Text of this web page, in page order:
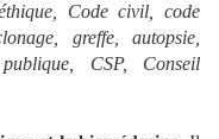
Code civil, code
greffe, autopsie,
CSP, Conseil